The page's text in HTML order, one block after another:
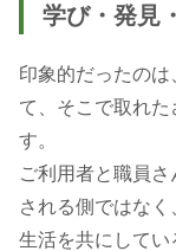
学び・発見
印象的だったの
て、そこで取れ
す。
ご利用者と職員
される側ではなく
生活を共にしてい